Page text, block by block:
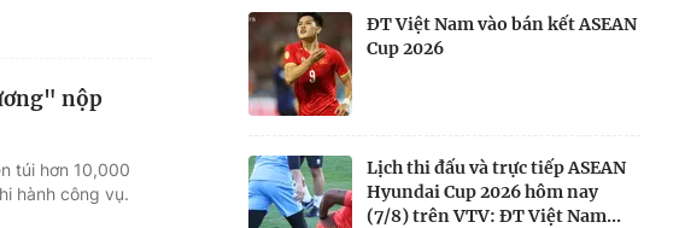
nộp
túi hơn 10,000
hành công vụ.
ĐT Việt Nam vào bán kết ASEAN
Cup 2026
Lịch thi đấu và trực tiếp ASEAN
Hyundai Cup 2026 hôm nay
(7/8) trên VTV: ĐT Việt Nam...